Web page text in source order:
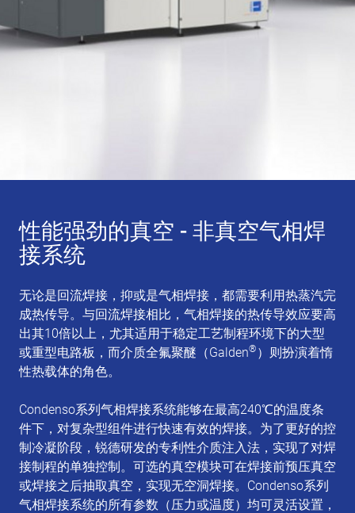
性能强劲的真空 - 非真空气相焊
接系统
无论是回流焊接，抑或是气相焊接，都需要利用热蒸汽完
成热传导。与回流焊接相比，气相焊接的热传导效应要高
出其10倍以上，尤其适用于稳定工艺制程环境下的大型
或重型电路板，而介质全氟聚醚（Galden® ）则扮演着惰
性热载体的角色。
Condenso系列气相焊接系统能够在最高240℃的温度条
件下，对复杂型组件进行快速有效的焊接。为了更好的控
制冷凝阶段，锐德研发的专利性介质注入法，实现了对焊
接制程的单独控制。可选的真空模块可在焊接前预压真空
或焊接之后抽取真空，实现无空洞焊接。Condenso系列
气相焊接系统的所有参数（压力或温度）均可灵活设置，